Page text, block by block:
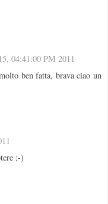
04:41:00 PM 2011
ben fatta, brava ciao un
;-)